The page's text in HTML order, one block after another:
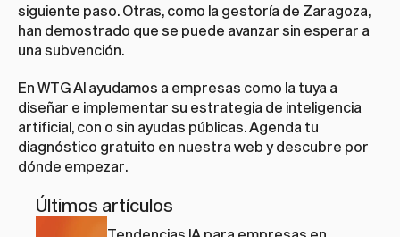
siguiente paso. Otras, como la gestoría de Zaragoza,
han demostrado que se puede avanzar sin esperar a
una subvención.
En WTG AI ayudamos a empresas como la tuya a
diseñar e implementar su estrategia de inteligencia
artificial, con o sin ayudas públicas. Agenda tu
diagnóstico gratuito en nuestra web y descubre por
dónde empezar.
Últimos artículos
Tendencias IA para empresas en